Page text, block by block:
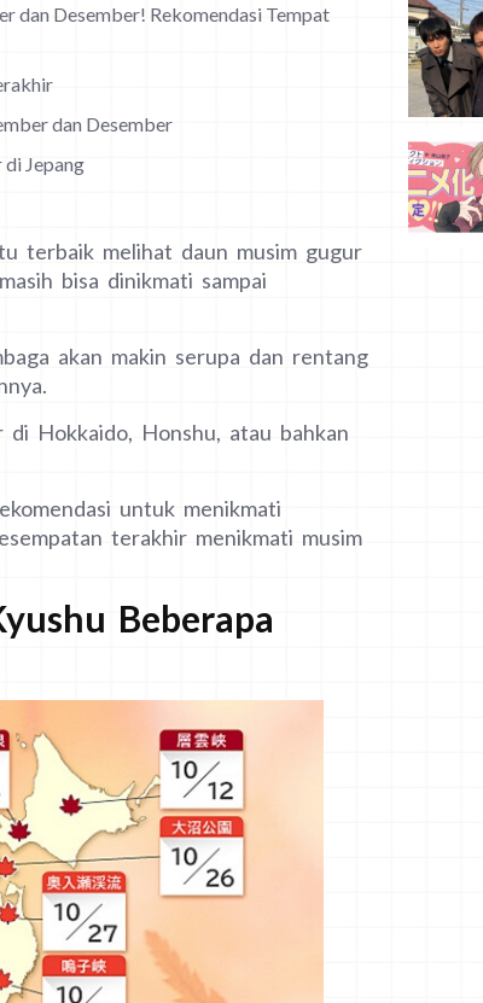
dan Desember! Rekomendasi Tempat
dan Desember
Jepang
terbaik melihat daun musim gugur
bisa dinikmati sampai
akan makin serupa dan rentang
Hokkaido, Honshu, atau bahkan
untuk menikmati
terakhir menikmati musim
Beberapa